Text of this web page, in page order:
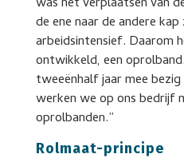
de ene naar de andere
arbeidsintensief. Daarom
ontwikkeld, een
tweeënhalf jaar mee
werken we op ons bedrijf
oprolbanden.”
Rolmaat-principe